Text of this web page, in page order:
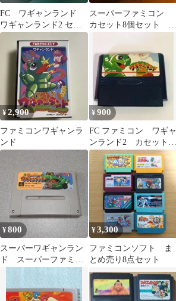
FC ワギャンランド
ワギャンランド2 セッ
ト
スーパーファミコン
カセット8個セット
¥2,900
ファミコンワギャンラ
ンド
¥900
FC ファミコン ワギャ
ンランド2 カセットナ
ムコ 動作未確認・現
¥800
スーパーワギャンラン
ド スーパーファミコ
¥3,300
ファミコンソフト ま
とめ売り8点セット